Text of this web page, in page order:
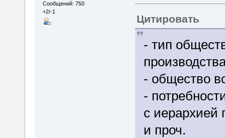
Сообщений: 750
+2/-1
Цитировать
- тип
- общество
-
с иерархией
и проч.